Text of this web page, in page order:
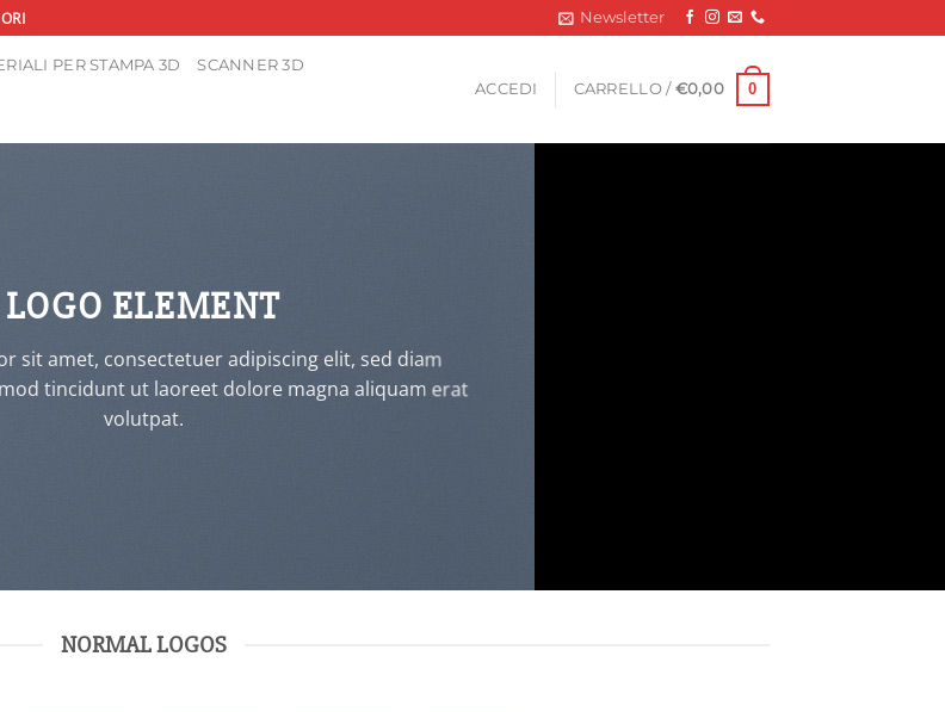
Newsletter
PER STAMPA 3D SCANNER 3D
ACCEDI CARRELLO / €0,00 0
LOGO ELEMENT
sit amet, consectetuer adipiscing elit, sed diam
tincidunt ut laoreet dolore magna aliquam erat
volutpat.
NORMAL LOGOS